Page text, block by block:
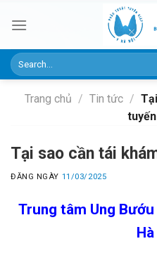
Trang chủ / Tin tức /
Tại sao cần tái
ĐĂNG NGÀY 11/03/2025
Trung tâm Ung